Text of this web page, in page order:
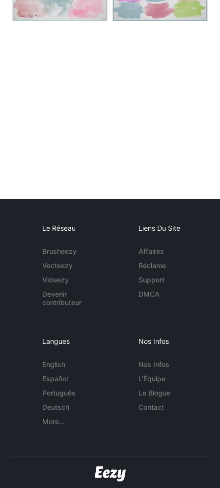
Le Réseau
Brusheezy
Vecteezy
Videezy
Devenir
contributeur
Liens Du Site
Affaires
Réclame
Support
DMCA
Langues
English
Español
Português
Deutsch
More...
Nos Infos
Nos Infos
L'Équipe
Le Blogue
Contact